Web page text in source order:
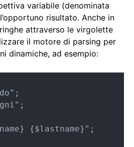
variabile (denominata
risultato. Anche in
attraverso le virgolette
il motore di parsing per
dinamiche, ad esempio:
{$lastname}";